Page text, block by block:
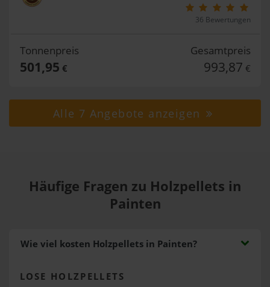
36 Bewertungen
Tonnenpreis
501,95 €
Gesamtpreis
993,87 €
Alle 7 Angebote anzeigen
Häufige Fragen zu Holzpellets in
Painten
Wie viel kosten Holzpellets in Painten?
LOSE HOLZPELLETS